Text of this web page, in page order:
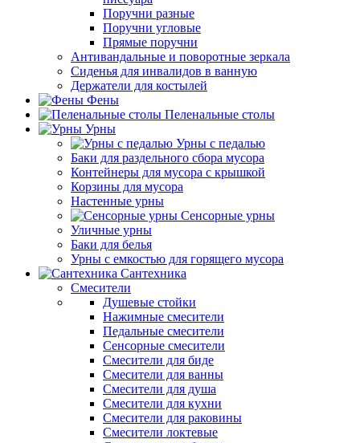
Поручни разные
Поручни угловые
Прямые поручни
Антивандальные и поворотные зеркала
Сиденья для инвалидов в ванную
Держатели для костылей
Фены
Пеленальные столы
Урны
Урны с педалью
Баки для раздельного сбора мусора
Контейнеры для мусора с крышкой
Корзины для мусора
Настенные урны
Сенсорные урны
Уличные урны
Баки для белья
Урны с емкостью для горящего мусора
Сантехника
Смесители
Душевые стойки
Нажимные смесители
Педальные смесители
Сенсорные смесители
Смесители для биде
Смесители для ванны
Смесители для душа
Смесители для кухни
Смесители для раковины
Смесители локтевые